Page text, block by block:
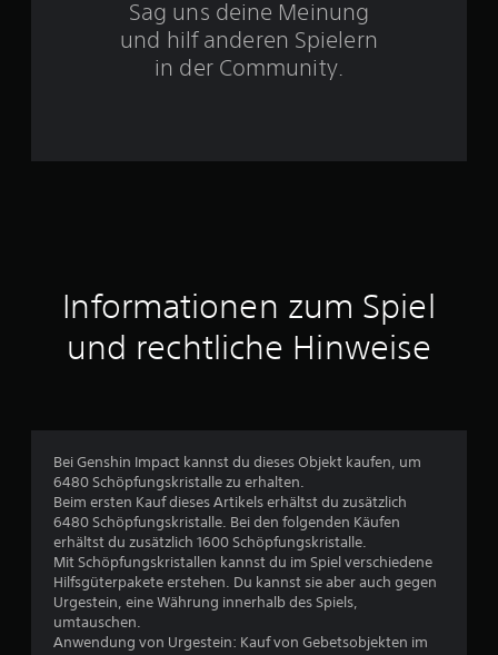
a
B
w
e
t
u
n
Sag uns deine Meinung
und hilf anderen Spielern
in der Community.
Informationen zum Spiel
und rechtliche Hinweise
Bei Genshin Impact kannst du dieses Objekt kaufen, um
6480 Schöpfungskristalle zu erhalten.
Beim ersten Kauf dieses Artikels erhältst du zusätzlich
6480 Schöpfungskristalle. Bei den folgenden Käufen
erhältst du zusätzlich 1600 Schöpfungskristalle.
Mit Schöpfungskristallen kannst du im Spiel verschiedene
Hilfsgüterpakete erstehen. Du kannst sie aber auch gegen
Urgestein, eine Währung innerhalb des Spiels,
umtauschen.
Anwendung von Urgestein: Kauf von Gebetsobjekten im